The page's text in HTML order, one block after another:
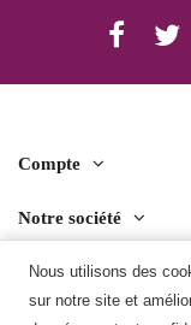
Nous utilisons des
sur notre site et
Compte
Notre société
Contact us